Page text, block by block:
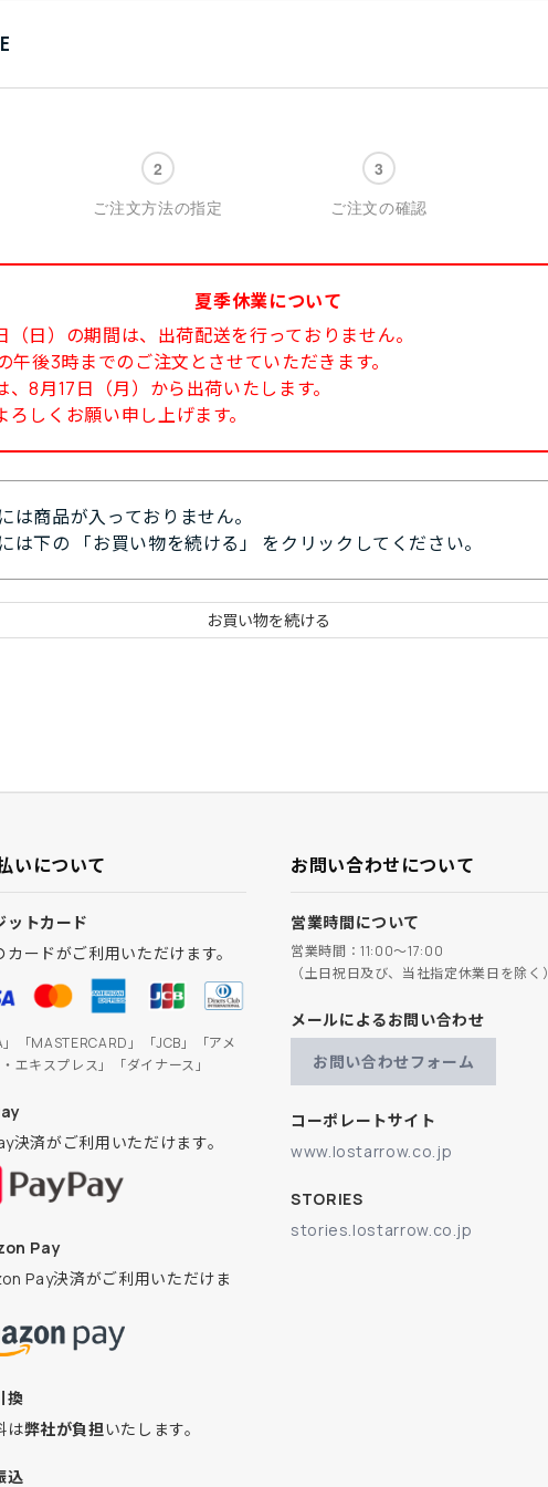
ご注文方法の指定 ご注文の確認
夏季休業について
日）の期間は、出荷配送を行っておりません。
後3時までのご注文とさせていただきます。
8月17日（月）から出荷いたします。
しくお願い申し上げます。
は商品が入っておりません。
は下の 「お買い物を続ける」 をクリックしてください。
いについて
ットカード
カードがご利用いただけます。
」「MASTERCARD」「JCB」「アメ
エキスプレス」「ダイナース」
決済がご利用いただけます。
Pay
Pay決済がご利用いただけま
換
は弊社が負担いたします。
込
お問い合わせについて
営業時間について
営業時間：11:00～17:00
（土日祝日及び、当社指定休業日を除く）
メールによるお問い合わせ
お問い合わせフォーム
コーポレートサイト
www.lostarrow.co.jp
STORIES
stories.lostarrow.co.jp